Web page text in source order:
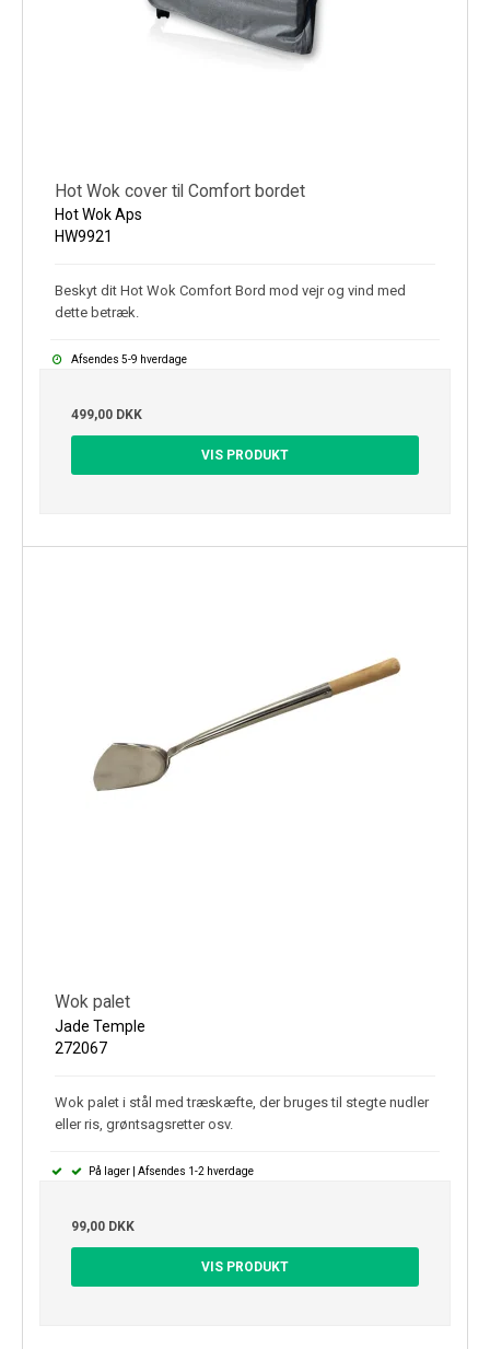
Hot Wok cover til Comfort bordet
Hot Wok Aps
HW9921
Beskyt dit Hot Wok Comfort Bord mod vejr og vind med
dette betræk.
Afsendes 5-9 hverdage
499,00 DKK
VIS PRODUKT
Wok palet
Jade Temple
272067
Wok palet i stål med træskæfte, der bruges til stegte nudler
eller ris, grøntsagsretter osv.
På lager | Afsendes 1-2 hverdage
99,00 DKK
VIS PRODUKT